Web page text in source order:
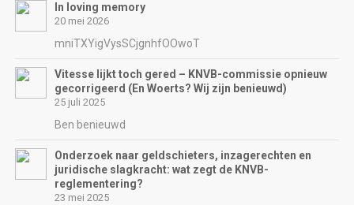
In loving memory
20 mei 2026
mniTXYigVysSCjgnhfOOwoT
Vitesse lijkt toch gered – KNVB-commissie opnieuw
gecorrigeerd (En Woerts? Wij zijn benieuwd)
25 juli 2025
Ben benieuwd
Onderzoek naar geldschieters, inzagerechten en
juridische slagkracht: wat zegt de KNVB-
reglementering?
23 mei 2025